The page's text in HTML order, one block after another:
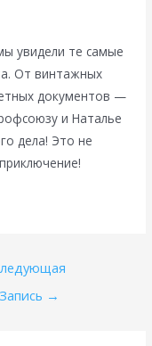
увидели те самые
От винтажных
документов —
и Наталье
дела! Это не
Запись →